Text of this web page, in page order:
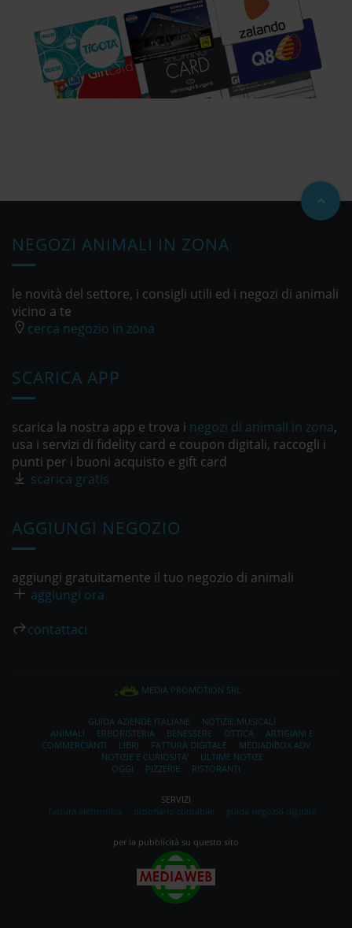
NEGOZI ANIMALI IN ZONA
le novità del settore, i consigli utili ed i negozi di animali
vicino a te
cerca negozio in zona
SCARICA APP
scarica la nostra app e trova i negozi di animali in zona,
usa i servizi di fidelity card e coupon digitali, raccogli i
punti per i buoni acquisto e gift card
scarica gratis
AGGIUNGI NEGOZIO
aggiungi gratuitamente il tuo negozio di animali
aggiungi ora
contattaci
MEDIA PROMOTION SRL
GUIDA AZIENDE ITALIANE
NOTIZIE MUSICALI
ANIMALI
ERBORISTERIA BENESSERE OTTICA
ARTIGIANI E
COMMERCIANTI
LIBRI FATTURA DIGITALE
MEDIADIBOX ADV
NOTIZIE E CURIOSITA'
ULTIME NOTIZE
OGGI
PIZZERIE RISTORANTI
SERVIZI
fattura elettronica
dizionario contabile guida negozio digitale
per la pubblicità su questo sito